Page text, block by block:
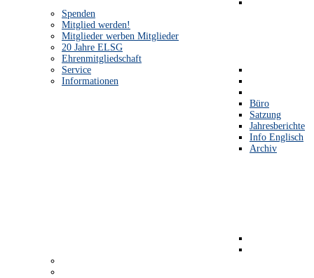
Spenden
Mitglied werden!
Mitglieder werben Mitglieder
20 Jahre ELSG
Ehrenmitgliedschaft
Service
Informationen
Büro
Satzung
Jahresberichte
Info Englisch
Archiv